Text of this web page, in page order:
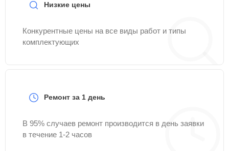
Низкие цены
Конкурентные цены на все виды работ и типы
комплектующих
Ремонт за 1 день
В 95% случаев ремонт производится в день заявки
в течение 1-2 часов